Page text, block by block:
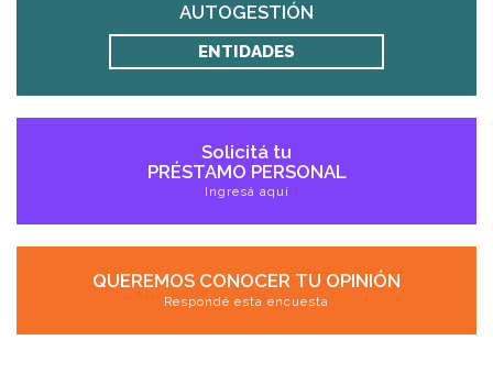
AUTOGESTIÓN
ENTIDADES
Solicitá tu
PRÉSTAMO PERSONAL
Ingresá aquí
QUEREMOS CONOCER TU OPINIÓN
Respondé esta encuesta